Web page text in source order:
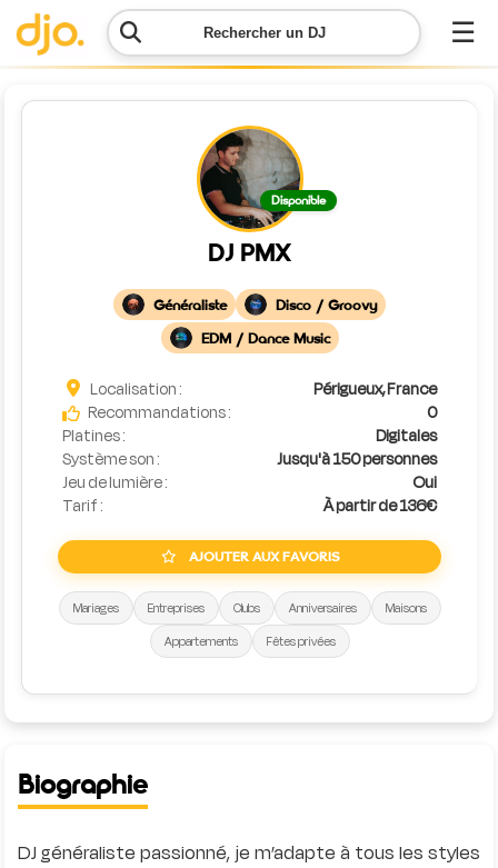
Rechercher un DJ ☰
Menu
demande
de prix
Disponible
DJ PMX
Généraliste
Disco / Groovy
EDM / Dance Music
Localisation :
Périgueux, France
Recommandations :
0
Platines :
Digitales
Système son :
Jusqu'à 150 personnes
Jeu de lumière :
Oui
Tarif :
À partir de 136€
AJOUTER AUX FAVORIS
Mariages Entreprises Clubs Anniversaires
Maisons
Appartements
Fêtes privées
Biographie
DJ généraliste passionné, je m’adapte à tous les styles